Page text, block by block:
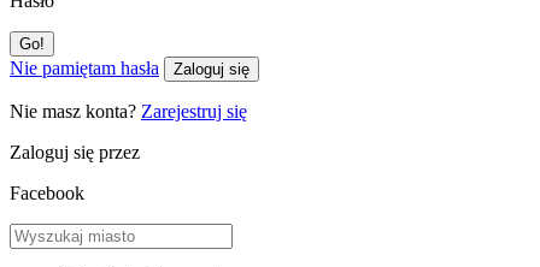
Nie pamiętam hasła Zaloguj się
Nie masz konta? Zarejestruj się
Zaloguj się przez
Facebook